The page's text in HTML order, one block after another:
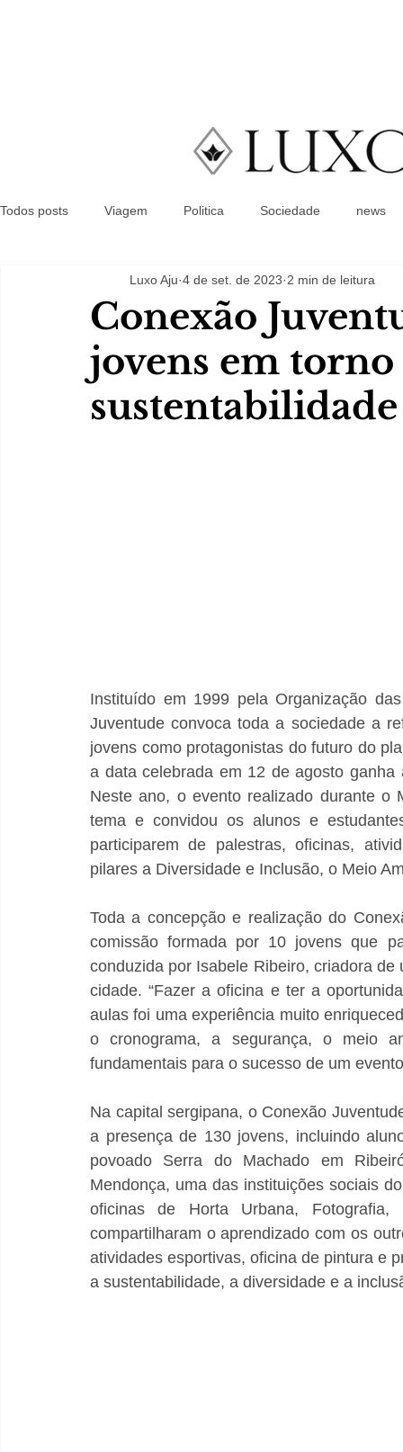
Todos posts Viagem Politica Sociedade news
Conexão
jovens em torno
sustentabilidade
Luxo Aju 4 de set. de 2023 2 min de leitura
Instituído em 1999 pela Organização
Juventude convoca toda a sociedade a
jovens como protagonistas do futuro do
a data celebrada em 12 de agosto
Neste ano, o evento realizado durante o
tema e convidou os alunos e
participarem de palestras, oficinas,
pilares a Diversidade e Inclusão, o Meio
Toda a concepção e realização do
comissão formada por 10 jovens que
conduzida por Isabele Ribeiro, criadora
cidade. “Fazer a oficina e ter a
aulas foi uma experiência muito
o cronograma, a segurança, o meio
fundamentais para o sucesso de um
Na capital sergipana, o Conexão
a presença de 130 jovens, incluindo
povoado Serra do Machado em
Mendonça, uma das instituições sociais
oficinas de Horta Urbana,
compartilharam o aprendizado com os
atividades esportivas, oficina de pintura e
a sustentabilidade, a diversidade e a